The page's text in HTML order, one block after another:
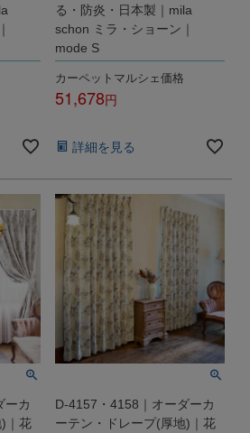
る・防炎・日本製｜mila
schon ミラ・ショーン｜
mode S
カーペットマルシェ価格
51,678
詳細を見る
ーカ
｜花
D-4157・4158｜オーダーカ
ーテン・ドレープ(厚地)｜花